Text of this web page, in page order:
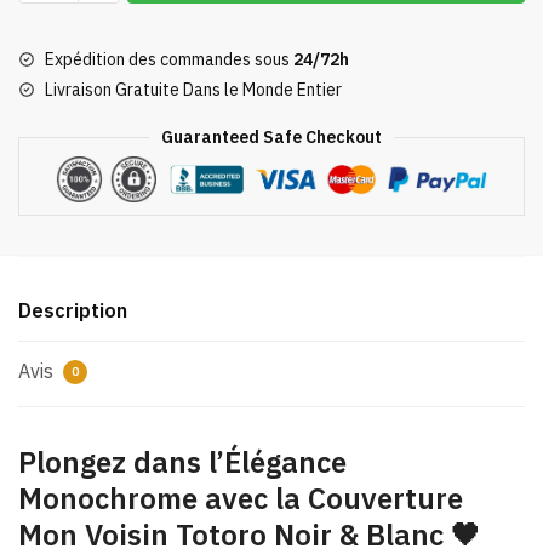
Voisin
Totoro
Blanc
Expédition des commandes sous 24/72h
Livraison Gratuite Dans le Monde Entier
Guaranteed Safe Checkout
Description
Avis 0
Plongez dans l’Élégance
Monochrome avec la Couverture
Mon Voisin Totoro Noir & Blanc 🖤